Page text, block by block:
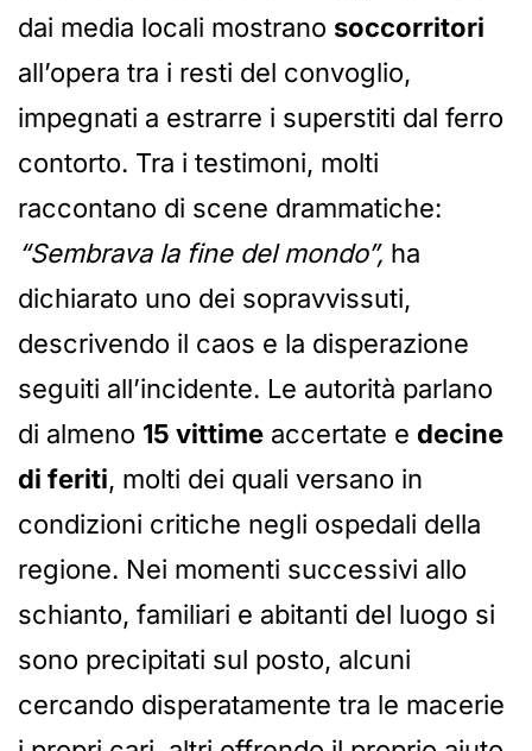
dai media locali mostrano soccorritori
all’opera tra i resti del convoglio,
impegnati a estrarre i superstiti dal ferro
contorto. Tra i testimoni, molti
raccontano di scene drammatiche:
“Sembrava la fine del mondo”, ha
dichiarato uno dei sopravvissuti,
descrivendo il caos e la disperazione
seguiti all’incidente. Le autorità parlano
di almeno 15 vittime accertate e decine
di feriti, molti dei quali versano in
condizioni critiche negli ospedali della
regione. Nei momenti successivi allo
schianto, familiari e abitanti del luogo si
sono precipitati sul posto, alcuni
cercando disperatamente tra le macerie